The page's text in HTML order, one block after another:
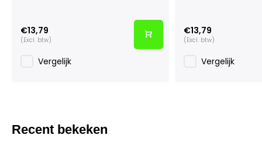
€13,79
(Excl. btw)
Vergelijk
€13,79
(Excl. btw)
Vergelijk
Recent bekeken